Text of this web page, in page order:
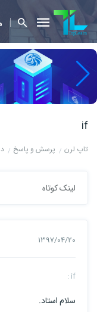
if
تاپ لرن پرسش و پاسخ
لینک کوتاه
1397/04/20
if :
سلام استاد.